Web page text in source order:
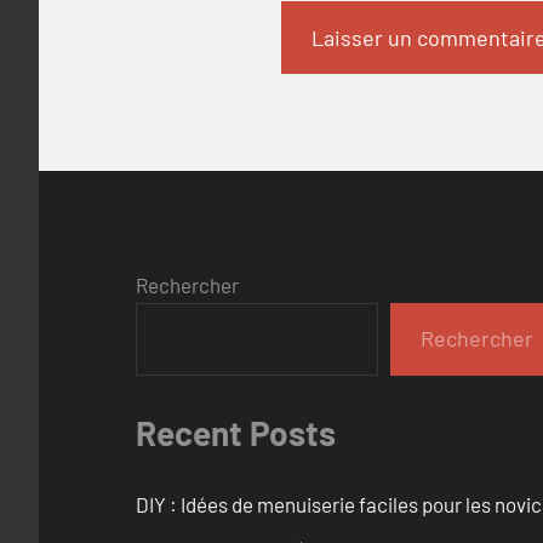
Rechercher
Rechercher
Recent Posts
DIY : Idées de menuiserie faciles pour les